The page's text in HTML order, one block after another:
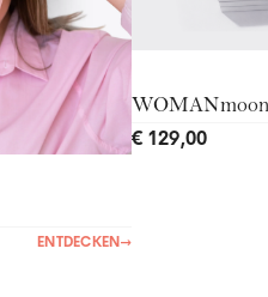
ENTDECKEN→
WOMANmoon
€ 129,00